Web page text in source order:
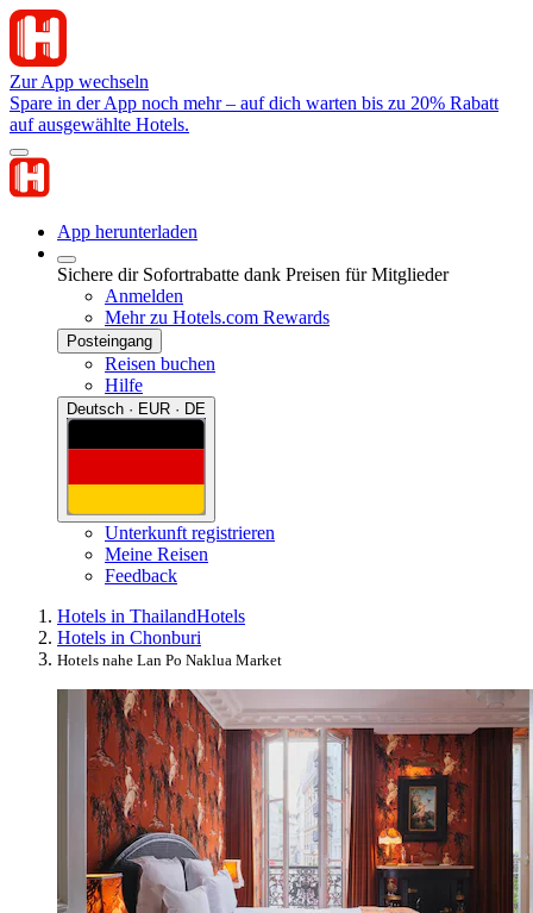
Zur App wechseln
Spare in der App noch mehr – auf dich warten bis zu 20% Rabatt
auf ausgewählte Hotels.
App herunterladen
Sichere dir Sofortrabatte dank Preisen für Mitglieder
Anmelden
Mehr zu Hotels.com Rewards
Posteingang
Reisen buchen
Hilfe
Deutsch · EUR · DE
Unterkunft registrieren
Meine Reisen
Feedback
Hotels in ThailandHotels
Hotels in Chonburi
Hotels nahe Lan Po Naklua Market